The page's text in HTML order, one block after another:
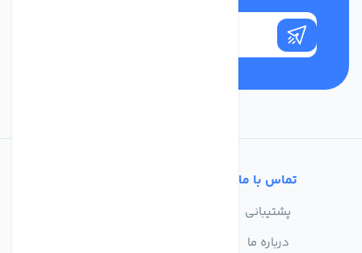
تماس با ما
پشتیبانی
درباره ما